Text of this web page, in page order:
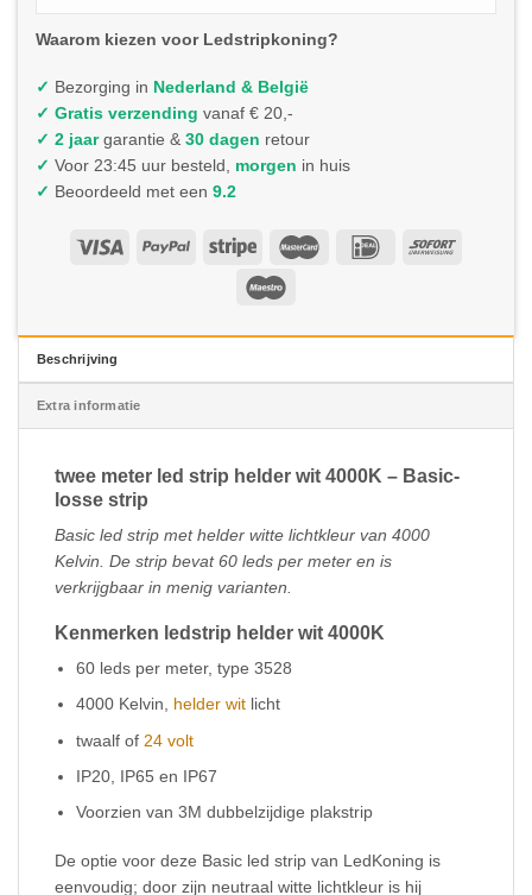
Waarom kiezen voor Ledstripkoning?
✓ Bezorging in Nederland & België
✓ Gratis verzending vanaf € 20,-
✓ 2 jaargarantie & 30 dagen retour
✓ Voor 23:45 uur besteld, morgen in huis
✓ Beoordeeld met een 9.2
Beschrijving
Extra informatie
twee meter led strip helder wit 4000K – Basic-
losse strip
Basic led strip met helder witte lichtkleur van 4000
Kelvin. De strip bevat 60 leds per meter en is
verkrijgbaar in menig varianten.
Kenmerken ledstrip helder wit 4000K
60 leds per meter, type 3528
4000 Kelvin, helder wit licht
twaalf of 24 volt
IP20, IP65 en IP67
Voorzien van 3M dubbelzijdige plakstrip
De optie voor deze Basic led strip van LedKoning is
eenvoudig; door zijn neutraal witte lichtkleur is hij